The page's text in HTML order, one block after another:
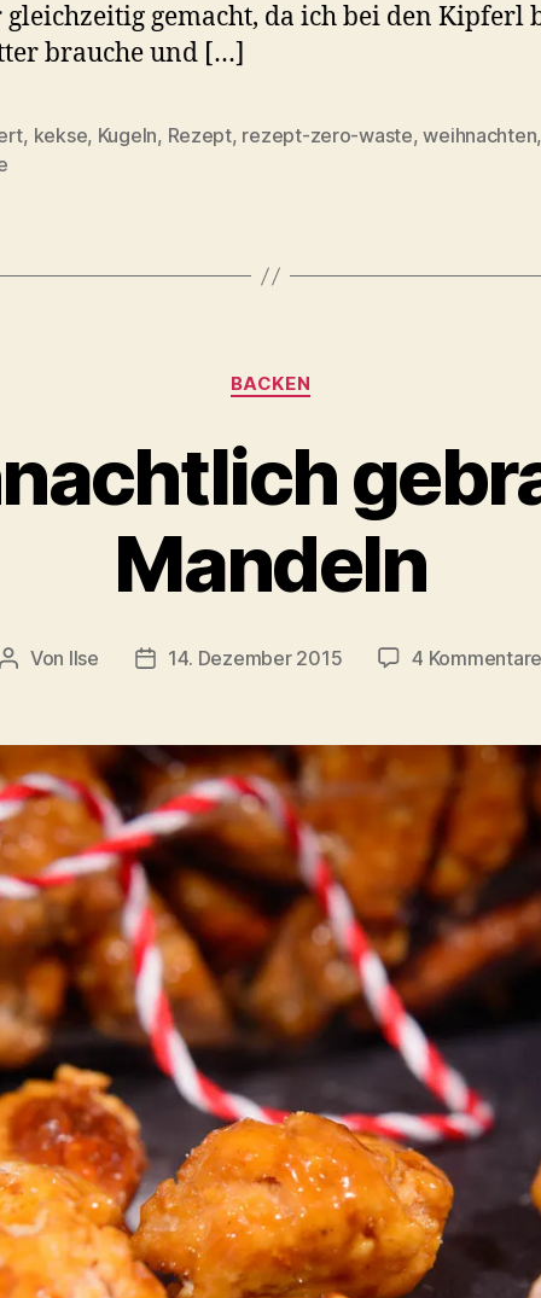
gemacht, da ich bei den Kipferl
brauche und […]
, kekse, Kugeln, Rezept, rezept-zero-waste,weihnachten,
Kategorien
BACKEN
Mandeln
Beitragsautor
Von Ilse Beitragsdatum
14. Dezember 2015 4 Kommentare